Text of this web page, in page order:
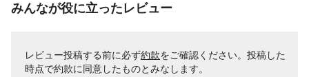
みんなが役に立ったレビュー
レビュー投稿する前に必ず約款をご確認ください。投稿した
時点で約款に同意したものとみなします。